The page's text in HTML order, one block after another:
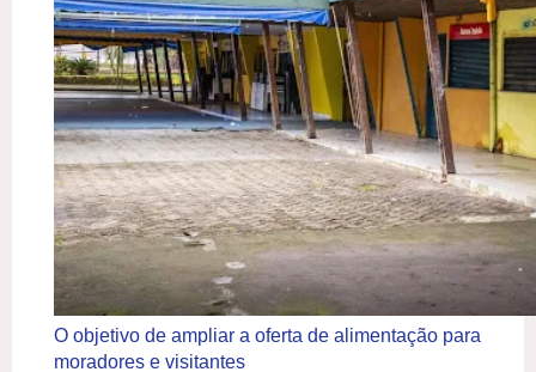
O objetivo de ampliar a oferta de alimentação para
moradores e visitantes